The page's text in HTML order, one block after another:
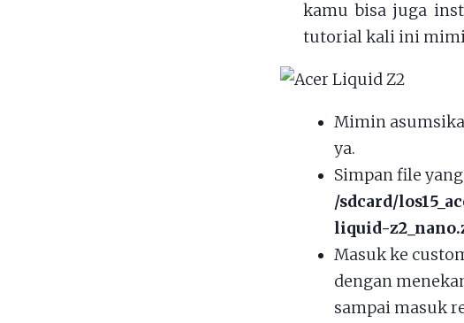
kamu bisa juga
tutorial kali ini
Mimin
ya.
Simpan file
/sdcard/
liquid-
Masuk ke
dengan
sampai masuk